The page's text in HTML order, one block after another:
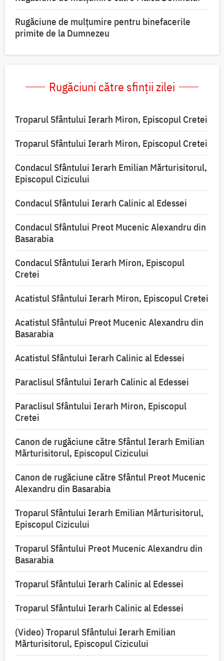
Rugăciune de mulțumire pentru binefacerile
primite de la Dumnezeu
Rugăciuni către sfinții zilei
Troparul Sfântului Ierarh Miron, Episcopul Cretei
Troparul Sfântului Ierarh Miron, Episcopul Cretei
Condacul Sfântului Ierarh Emilian Mărturisitorul,
Episcopul Cizicului
Condacul Sfântului Ierarh Calinic al Edessei
Condacul Sfântului Preot Mucenic Alexandru din
Basarabia
Condacul Sfântului Ierarh Miron, Episcopul
Cretei
Acatistul Sfântului Ierarh Miron, Episcopul Cretei
Acatistul Sfântului Preot Mucenic Alexandru din
Basarabia
Acatistul Sfântului Ierarh Calinic al Edessei
Paraclisul Sfântului Ierarh Calinic al Edessei
Paraclisul Sfântului Ierarh Miron, Episcopul
Cretei
Canon de rugăciune către Sfântul Ierarh Emilian
Mărturisitorul, Episcopul Cizicului
Canon de rugăciune către Sfântul Preot Mucenic
Alexandru din Basarabia
Troparul Sfântului Ierarh Emilian Mărturisitorul,
Episcopul Cizicului
Troparul Sfântului Preot Mucenic Alexandru din
Basarabia
Troparul Sfântului Ierarh Calinic al Edessei
Troparul Sfântului Ierarh Calinic al Edessei
(Video) Troparul Sfântului Ierarh Emilian
Mărturisitorul, Episcopul Cizicului